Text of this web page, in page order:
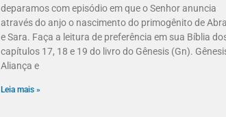
deparamos com episódio em que o Senhor anuncia
através do anjo o nascimento do primogênito de
e Sara. Faça a leitura de preferência em sua Bíblia
capítulos 17, 18 e 19 do livro do Gênesis (Gn).
Aliança e
Leia mais »